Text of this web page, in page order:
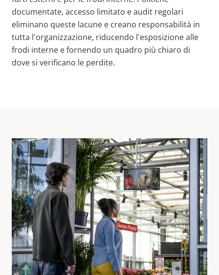
documentate, accesso limitato e audit regolari
eliminano queste lacune e creano responsabilità in
tutta l'organizzazione, riducendo l'esposizione alle
frodi interne e fornendo un quadro più chiaro di
dove si verificano le perdite.